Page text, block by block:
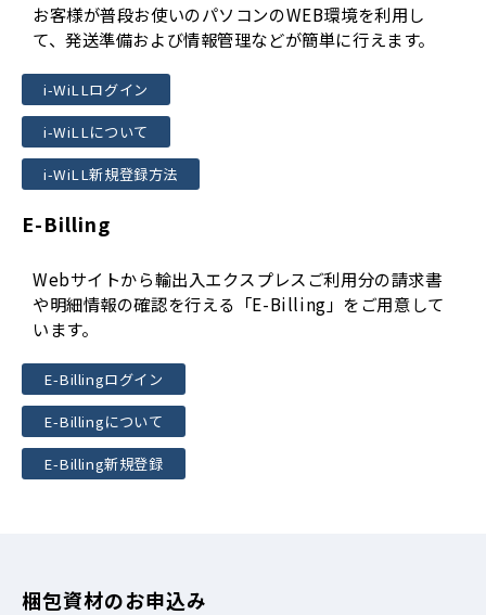
お客様が普段お使いのパソコンのWEB環境を利用し
て、発送準備および情報管理などが簡単に行えます。
i-WiLLログイン
i-WiLLについて
i-WiLL新規登録方法
E-Billing
Webサイトから輸出入エクスプレスご利用分の請求書
や明細情報の確認を行える「E-Billing」をご用意して
います。
E-Billingログイン
E-Billingについて
E-Billing新規登録
梱包資材のお申込み